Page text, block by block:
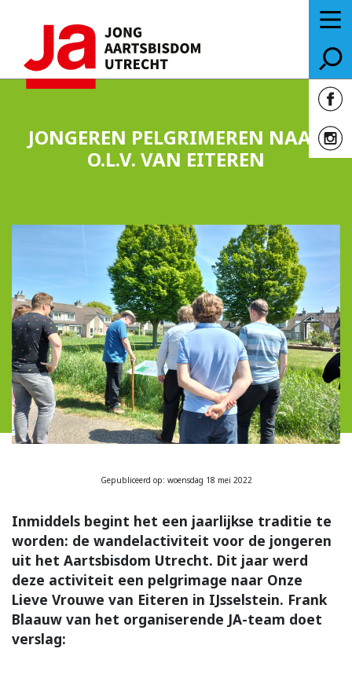
JONGEREN PELGRIMEREN NAAR
O.L.V. VAN EITEREN
Gepubliceerd op: woensdag 18 mei 2022
Inmiddels begint het een jaarlijkse traditie te
worden: de wandelactiviteit voor de jongeren
uit het Aartsbisdom Utrecht. Dit jaar werd
deze activiteit een pelgrimage naar Onze
Lieve Vrouwe van Eiteren in IJsselstein. Frank
Blaauw van het organiserende JA-team doet
verslag: